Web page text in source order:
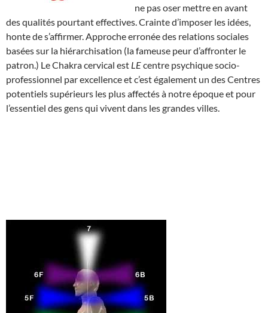
ne pas oser mettre en avant
des qualités pourtant effectives. Crainte d’imposer les idées,
honte de s’affirmer. Approche erronée des relations sociales
basées sur la hiérarchisation (la fameuse peur d’affronter le
patron.) Le Chakra cervical est LEcentre psychique socio-
professionnel par excellence et c’est également un des Centres
potentiels supérieurs les plus affectés à notre époque et pour
l’essentiel des gens qui vivent dans les grandes villes.